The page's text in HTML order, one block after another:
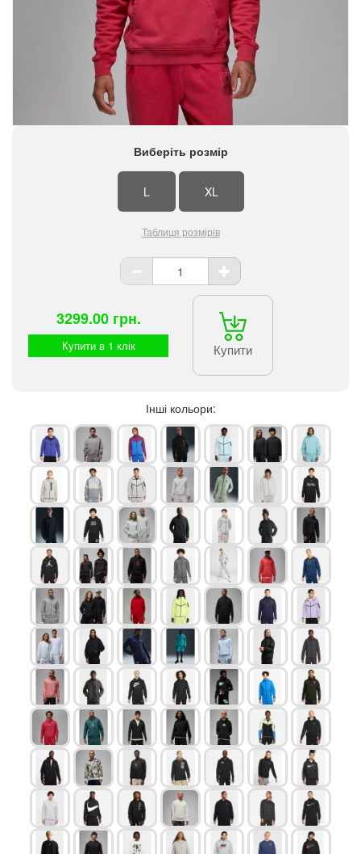
Виберіть розмір
L XL
Таблиця розмірів
3299.00 грн.
Купити в 1 клік Купити
Інші кольори: